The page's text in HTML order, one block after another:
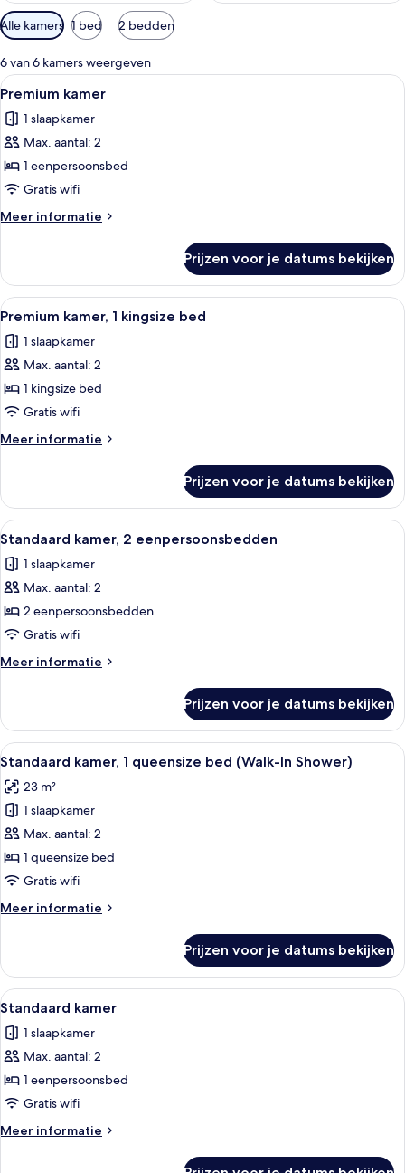
Beschikbare
filters
voor
kamers
Alle kamers 1 bed 2 bedden
6 van 6 kamers weergeven
Alle
foto's
voor
Premium
kamer
laden
Een kluis op de kamer, een bureau,
4
Premium kamer
1 slaapkamer
Max. aantal: 2
1 eenpersoonsbed
Gratis wifi
Meer informatie
Meer
kamer
Prijzen voor je datums bekijken
Alle
foto's
voor
Premium
kamer,
1
kingsize
bed
Een kluis op de kamer, een bureau,
5
Premium kamer, 1 kingsize bed
1 slaapkamer
Max. aantal: 2
1 kingsize bed
Gratis wifi
Meer informatie
Meer
kamer,
kingsize
Prijzen voor je datums bekijken
Alle
foto's
voor
Standaard
kamer,
2
eenpersoonsbedden
laden
Een kluis op de kamer, een bureau,
4
Standaard kamer, 2 eenpersoonsbedden
1 slaapkamer
Max. aantal: 2
2 eenpersoonsbedden
Gratis wifi
Meer informatie
Meer
kamer,
eenpersoonsbedden
Prijzen voor je datums bekijken
Alle
foto's
voor
Standaard
kamer,
1
queensize
(Walk-
laden
Een kluis op de kamer, een bureau,
6
Standaard kamer, 1 queensize bed (Walk-In Shower)
23 m²
1 slaapkamer
Max. aantal: 2
1 queensize bed
Gratis wifi
Meer informatie
Meer
kamer,
queensize
(Walk-
In
Prijzen voor je datums bekijken
Alle
foto's
voor
Standaard
kamer
laden
Standaard kamer | Een kluis op de
4
Standaard kamer
1 slaapkamer
Max. aantal: 2
1 eenpersoonsbed
Gratis wifi
Meer informatie
Meer